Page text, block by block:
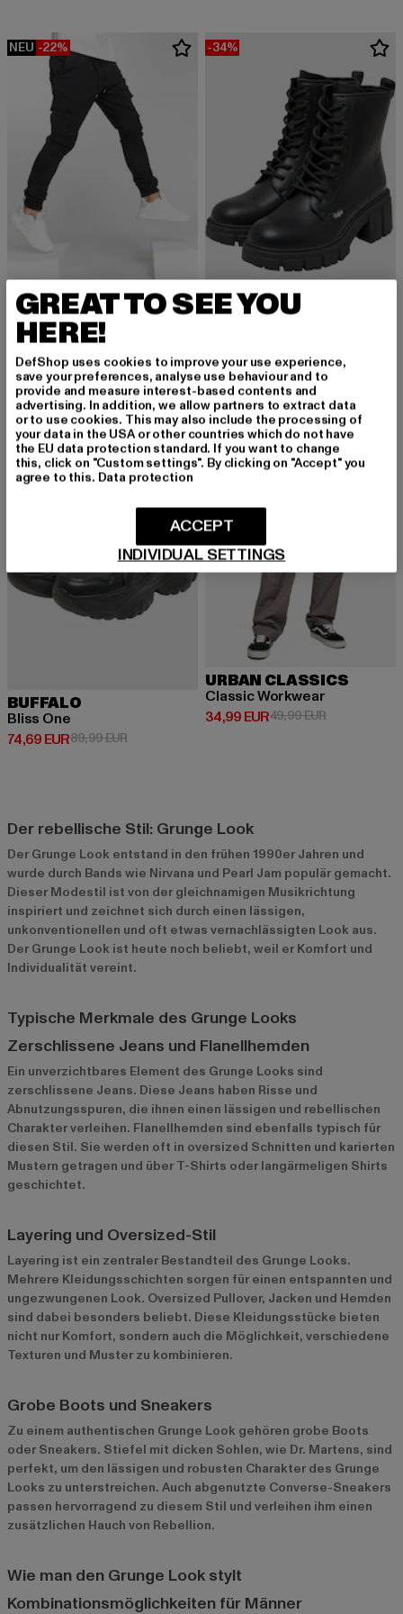
NEU -22%
DEF
Litra
38,99 EUR
Derzeitiger Preis: 38,99 EUR
49,99 EUR
-34%
72,59 EUR
Derzeitiger Preis: 72,59 EUR
109,99 EUR
-17%
BUFFALO
Bliss One
74,69 EUR
Derzeitiger Preis: 74,69 EUR
89,99 EURAktionspreis: 89,99 EUR
-30%
URBAN CLASSICS
Classic Workwear
34,99 EUR
Derzeitiger Preis: 34,99 EUR
49,99 EURAktionspreis:
Der rebellische Stil: Grunge Look
Der Grunge Look entstand in den frühen 1990er Jahren und
wurde durch Bands wie Nirvana und Pearl Jam populär gemacht.
Dieser Modestil ist von der gleichnamigen Musikrichtung
inspiriert und zeichnet sich durch einen lässigen,
unkonventionellen und oft etwas vernachlässigten Look aus.
Der Grunge Look ist heute noch beliebt, weil er Komfort und
Individualität vereint.
Typische Merkmale des Grunge Looks
Zerschlissene Jeans und Flanellhemden
Ein unverzichtbares Element des Grunge Looks sind
zerschlissene Jeans. Diese Jeans haben Risse und
Abnutzungsspuren, die ihnen einen lässigen und rebellischen
Charakter verleihen. Flanellhemden sind ebenfalls typisch für
diesen Stil. Sie werden oft in oversized Schnitten und karierten
Mustern getragen und über T-Shirts oder langärmeligen Shirts
geschichtet.
Layering und Oversized-Stil
Layering ist ein zentraler Bestandteil des Grunge Looks.
Mehrere Kleidungsschichten sorgen für einen entspannten und
ungezwungenen Look. Oversized Pullover, Jacken und Hemden
sind dabei besonders beliebt. Diese Kleidungsstücke bieten
nicht nur Komfort, sondern auch die Möglichkeit, verschiedene
Texturen und Muster zu kombinieren.
Grobe Boots und Sneakers
Zu einem authentischen Grunge Look gehören grobe Boots
oder Sneakers. Stiefel mit dicken Sohlen, wie Dr. Martens, sind
perfekt, um den lässigen und robusten Charakter des Grunge
Looks zu unterstreichen. Auch abgenutzte Converse-Sneakers
passen hervorragend zu diesem Stil und verleihen ihm einen
zusätzlichen Hauch von Rebellion.
Wie man den Grunge Look stylt
Kombinationsmöglichkeiten für Männer
GREAT TO SEE YOU
HERE!
DefShop uses cookies to improve your use experience,
save your preferences, analyse use behaviour and to
provide and measure interest-based contents and
advertising. In addition, we allow partners to extract data
or to use cookies. This may also include the processing of
your data in the USA or other countries which do not have
the EU data protection standard. If you want to change
this, click on "Custom settings". By clicking on "Accept" you
agree to this. Data protection
INDIVIDUAL SETTINGS
ACCEPT